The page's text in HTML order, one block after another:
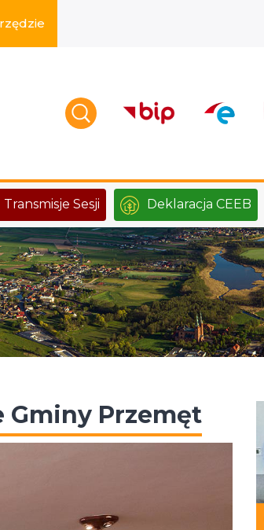
Transmisje Sesji Deklaracja CEEB
Gminy Przemęt